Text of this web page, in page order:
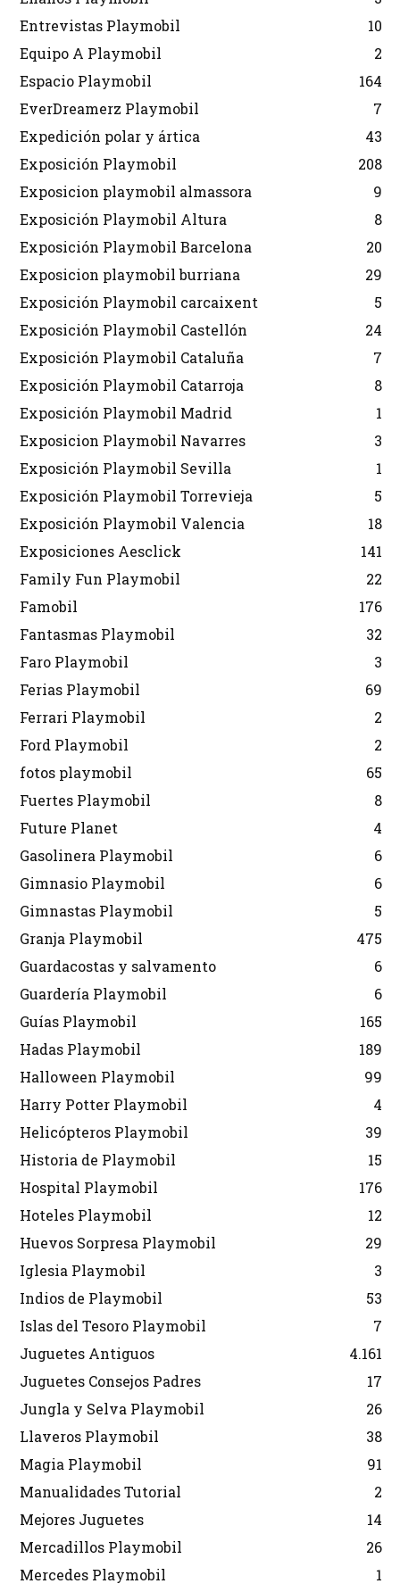
Entrevistas Playmobil
10
Equipo A Playmobil
2
Espacio Playmobil
164
EverDreamerz Playmobil
7
Expedición polar y ártica
43
Exposición Playmobil
208
Exposicion playmobil almassora
9
Exposición Playmobil Altura
8
Exposición Playmobil Barcelona
20
Exposicion playmobil burriana
29
Exposición Playmobil carcaixent
5
Exposición Playmobil Castellón
24
Exposición Playmobil Cataluña
7
Exposición Playmobil Catarroja
8
Exposición Playmobil Madrid
1
Exposicion Playmobil Navarres
3
Exposición Playmobil Sevilla
1
Exposición Playmobil Torrevieja
5
Exposición Playmobil Valencia
18
Exposiciones Aesclick
141
Family Fun Playmobil
22
Famobil
176
Fantasmas Playmobil
32
Faro Playmobil
3
Ferias Playmobil
69
Ferrari Playmobil
2
Ford Playmobil
2
fotos playmobil
65
Fuertes Playmobil
8
Future Planet
4
Gasolinera Playmobil
6
Gimnasio Playmobil
6
Gimnastas Playmobil
5
Granja Playmobil
475
Guardacostas y salvamento
6
Guardería Playmobil
6
Guías Playmobil
165
Hadas Playmobil
189
Halloween Playmobil
99
Harry Potter Playmobil
4
Helicópteros Playmobil
39
Historia de Playmobil
15
Hospital Playmobil
176
Hoteles Playmobil
12
Huevos Sorpresa Playmobil
29
Iglesia Playmobil
3
Indios de Playmobil
53
Islas del Tesoro Playmobil
7
Juguetes Antiguos
4.161
Juguetes Consejos Padres
17
Jungla y Selva Playmobil
26
Llaveros Playmobil
38
Magia Playmobil
91
Manualidades Tutorial
2
Mejores Juguetes
14
Mercadillos Playmobil
26
Mercedes Playmobil
1